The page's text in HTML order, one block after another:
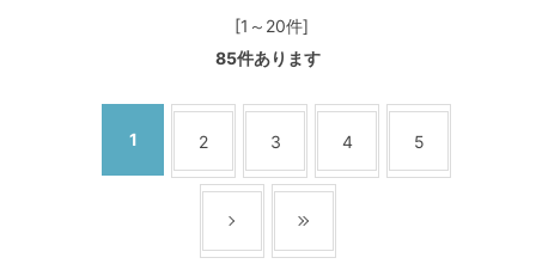
[1～20件]
85件あります
1 2 3 4 5